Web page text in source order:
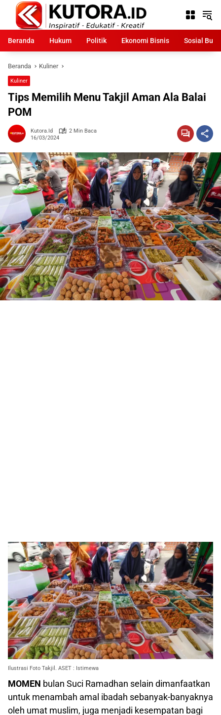
Langsung
konten
Beranda
Hukum Politik Ekonomi Bisnis Sosial
Beranda Kuliner
Kuliner
Tips Memilih Menu Takjil Aman Ala Balai
POM
Kutora.id
2 Min Baca
16/03/2024
Ilustrasi Foto Takjil. ASET : Istimewa
MOMEN bulan Suci Ramadhan selain dimanfaatkan
untuk menambah amal ibadah sebanyak-banyaknya
oleh umat muslim, juga menjadi kesempatan bagi